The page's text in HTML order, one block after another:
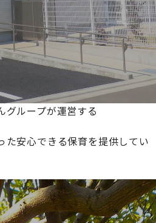
グループが運営する
た安心できる保育を提供してい